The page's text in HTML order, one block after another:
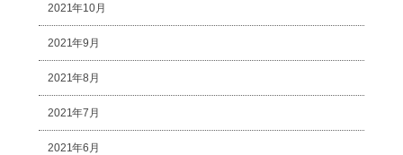
2021年10月
2021年9月
2021年8月
2021年7月
2021年6月